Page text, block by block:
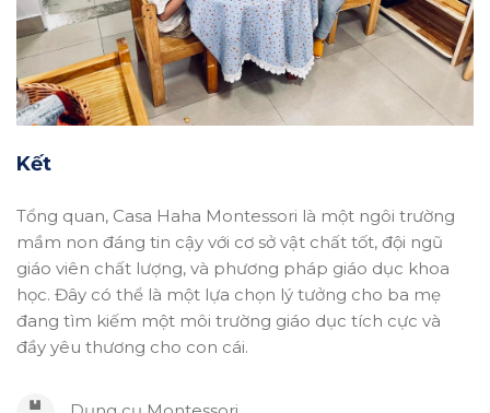
Kết
Tổng quan, Casa Haha Montessori là một ngôi trường
mầm non đáng tin cậy với cơ sở vật chất tốt, đội ngũ
giáo viên chất lượng, và phương pháp giáo dục khoa
học. Đây có thể là một lựa chọn lý tưởng cho ba mẹ
đang tìm kiếm một môi trường giáo dục tích cực và
đầy yêu thương cho con cái.